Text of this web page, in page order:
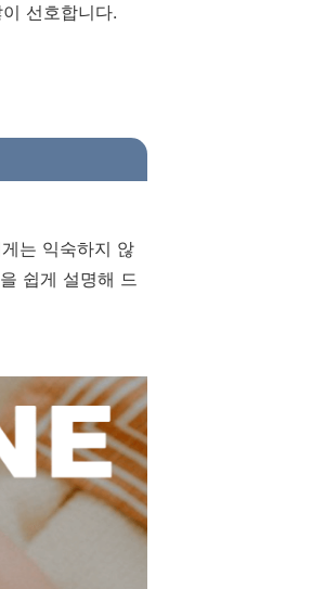
선호합니다.
는 익숙하지 않
을 쉽게 설명해 드